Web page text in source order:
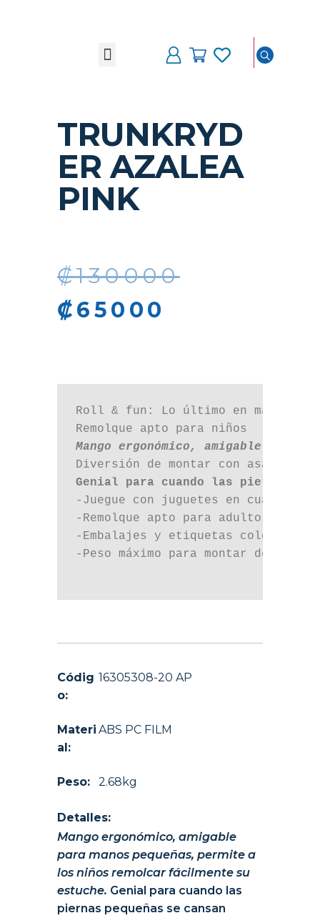
TRUNKRYD
ER AZALEA
PINK
₡130000
₡65000
Roll & fun: Lo último en maleta
Mango ergonómico, amigable para
Genial para cuando las piernas
-Juegue con juguetes en
-Remolque apto para adultos,
-Embalajes y etiquetas colgantes
-Peso máximo para montar de 23
Códig
o:
16305308-20 AP
Materi
al:
ABS PC FILM
Peso: 2.68kg
Detalles:
Mango ergonómico, amigable
para manos pequeñas, permite a
los niños remolcar fácilmente su
estuche. Genial para cuando las
piernas pequeñas se cansan